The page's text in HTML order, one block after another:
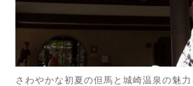
さわやかな初夏の但馬と城崎温泉の魅